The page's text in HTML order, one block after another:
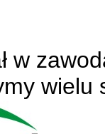
w
wielu